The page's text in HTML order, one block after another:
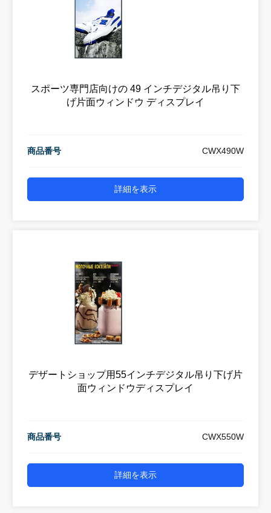
スポーツ専門店向けの 49 インチデジタル吊り下
げ片面ウィンドウ ディスプレイ
商品番号 CWX490W
詳細を表示
デザートショップ用55インチデジタル吊り下げ片
面ウィンドウディスプレイ
商品番号 CWX550W
詳細を表示